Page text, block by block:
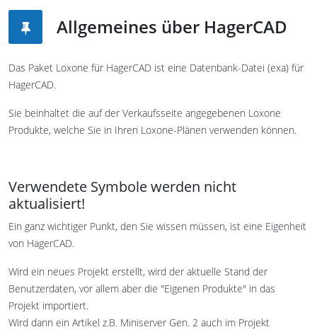
Allgemeines über HagerCAD
Das Paket Loxone für HagerCAD ist eine Datenbank-Datei (exa) für
HagerCAD.
Sie beinhaltet die auf der Verkaufsseite angegebenen Loxone
Produkte, welche Sie in Ihren Loxone-Plänen verwenden können.
Verwendete Symbole werden nicht
aktualisiert!
Ein ganz wichtiger Punkt, den Sie wissen müssen, ist eine Eigenheit
von HagerCAD.
Wird ein neues Projekt erstellt, wird der aktuelle Stand der
Benutzerdaten, vor allem aber die "Eigenen Produkte" in das
Projekt importiert.
Wird dann ein Artikel z.B. Miniserver Gen. 2 auch im Projekt